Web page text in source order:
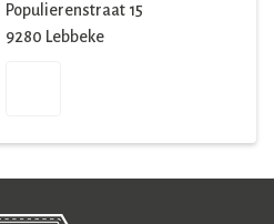
Populierenstraat 15
9280 Lebbeke